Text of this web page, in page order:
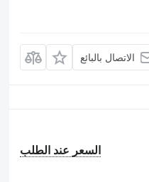
الاتصال بالبائع
السعر عند الطلب